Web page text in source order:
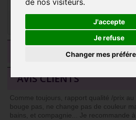
de nos visiteurs.
J'accepte
Je refuse
Changer mes
Embouts 1,2 mm (Accessoires)
rond et 1 pendant brillant titane or G23, pour
de vis interne 0,8 mm TGPINMJ023
CATEGORIES
AVIS CLIENTS
Comme toujours, rapport qualité /prix
bouge pas, ne change pas de couleur
bains, et compagnie... Je recommande à